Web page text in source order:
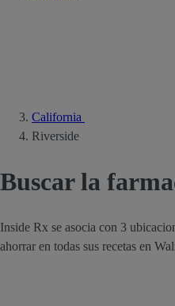
California
Riverside
Buscar la
Inside Rx se asocia con 3
ahorrar en todas sus recetas en